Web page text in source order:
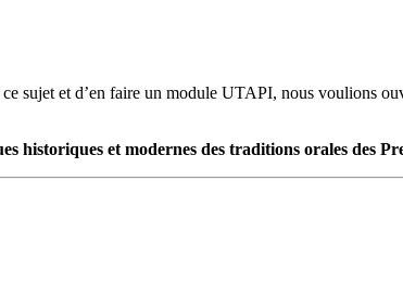
sujet et d’en faire un module UTAPI, nous voulions
historiques et modernes des traditions orales des